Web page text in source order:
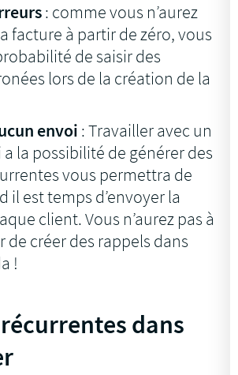
: comme vous n’aurez
facture à partir de zéro, vous
de saisir des
lors de la création de la
envoi : Travailler avec un
la possibilité de générer des
vous permettra de
il est temps d’envoyer la
client. Vous n’aurez pas à
de créer des rappels dans
!
dans